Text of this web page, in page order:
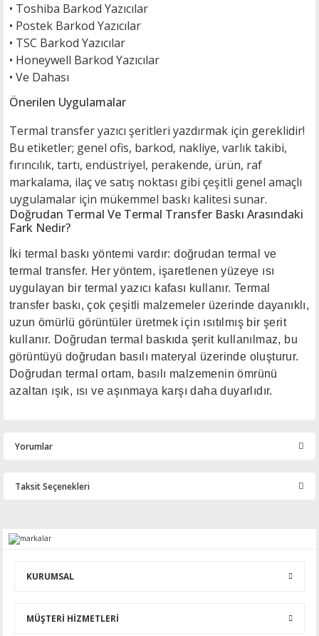
• Toshiba Barkod Yazıcılar
• Postek Barkod Yazıcılar
• TSC Barkod Yazıcılar
• Honeywell Barkod Yazıcılar
• Ve Dahası
Önerilen Uygulamalar
Termal transfer yazıcı şeritleri yazdırmak için gereklidir!
Bu etiketler; genel ofis, barkod, nakliye, varlık takibi,
fırıncılık, tartı, endüstriyel, perakende, ürün, raf
markalama, ilaç ve satış noktası gibi çeşitli genel amaçlı
uygulamalar için mükemmel baskı kalitesi sunar.
Doğrudan Termal Ve Termal Transfer Baskı Arasındaki
Fark Nedir?
İki termal baskı yöntemi vardır: doğrudan termal ve
termal transfer. Her yöntem, işaretlenen yüzeye ısı
uygulayan bir termal yazıcı kafası kullanır. Termal
transfer baskı, çok çeşitli malzemeler üzerinde dayanıklı,
uzun ömürlü görüntüler üretmek için ısıtılmış bir şerit
kullanır. Doğrudan termal baskıda şerit kullanılmaz, bu
görüntüyü doğrudan basılı materyal üzerinde oluşturur.
Doğrudan termal ortam, basılı malzemenin ömrünü
azaltan ışık, ısı ve aşınmaya karşı daha duyarlıdır.
Yorumlar
Taksit Seçenekleri
KURUMSAL
MÜŞTERİ HİZMETLERİ